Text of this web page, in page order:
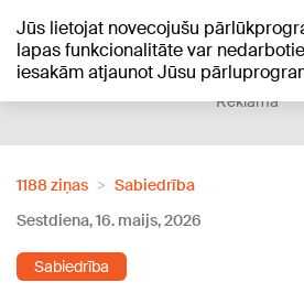
Jūs lietojat novecojušu
lapas funkcionalitāte var
iesakām atjaunot Jūsu
+22°C
Reklāma
1188 ziņas
Sabiedrība
Sestdiena, 16. maijs, 2026
Sabiedrība